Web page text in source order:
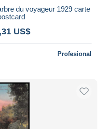
du voyageur 1929 carte
US$
Profesional